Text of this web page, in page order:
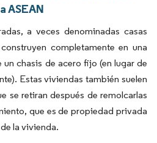
ASEAN
a veces denominadas casas
completamente en una
chasis de acero fijo (en lugar de
Estas viviendas también suelen
se retiran después de remolcarlas
que es de propiedad privada
la vivienda.